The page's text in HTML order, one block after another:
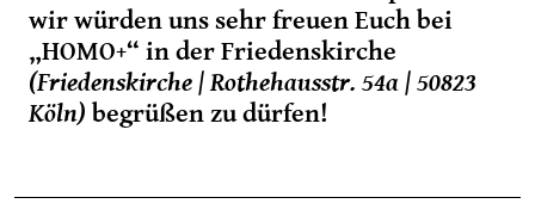
wir würden uns sehr freuen Euch bei
„HOMO+“ in der Friedenskirche
(Friedenskirche | Rothehausstr. 54a | 50823
Köln) begrüßen zu dürfen!